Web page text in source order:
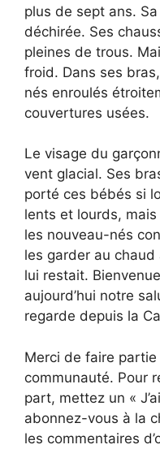
plus de sept ans.
déchirée. Ses
pleines de trous.
froid. Dans ses
nés enroulés
couvertures usées.
Le visage du
vent glacial. Ses
porté ces bébés si
lents et lourds, mais
les nouveau-nés
les garder au chaud
lui restait.
aujourd’hui notre
regarde depuis la
Merci de faire
communauté. Pour
part, mettez un «
abonnez-vous à la
les commentaires